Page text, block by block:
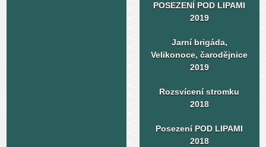
POSEZENÍ POD LIPAMI
2019
Jarní brigáda,
Velikonoce, čarodějnice
2019
Rozsvícení stromku
2018
Posezení POD LIPAMI
2018